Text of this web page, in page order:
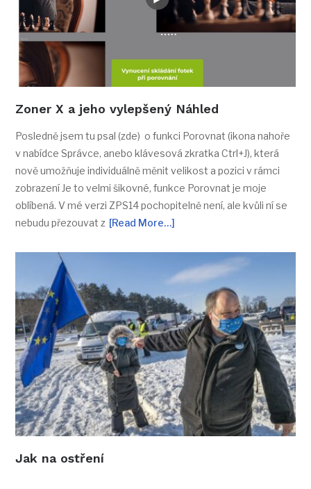
Zoner X a jeho vylepšený Náhled
Posledně jsem tu psal (zde) o funkci Porovnat (ikona nahoře
v nabídce Správce, anebo klávesová zkratka Ctrl+J), která
nově umožňuje individuálně měnit velikost a pozici v rámci
zobrazení Je to velmi šikovné, funkce Porovnat je moje
oblíbená. V mé verzi ZPS14 pochopitelně není, ale kvůli ní se
nebudu přezouvat z [Read More…]
Jak na ostření